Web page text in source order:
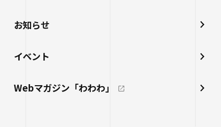
お知らせ
イベント
Webマガジン「わわわ」